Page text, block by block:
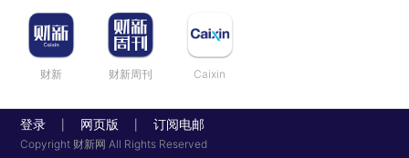
财新 财新周刊 Caixin
登录 网页版 订阅电邮
Copyright 财新网 All Rights Reserved